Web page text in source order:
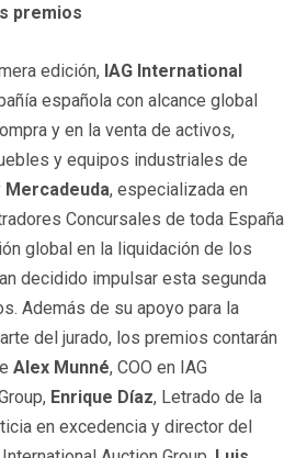
premios
edición, IAG International
española con alcance global
y en la venta de activos,
y equipos industriales de
Mercadeuda, especializada en
Concursales de toda España
global en la liquidación de los
decidido impulsar esta segunda
Además de su apoyo para la
del jurado, los premios contarán
Alex Munné, COO en IAG
Enrique Díaz, Letrado de la
en excedencia y director del